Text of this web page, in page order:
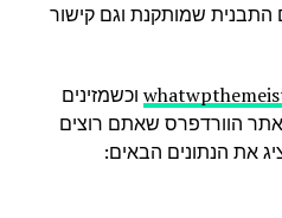
התבנית שמותקנת וגם קישור
וכשמזינים
הוורדפרס שאתם רוצים
את הנתונים הבאים: